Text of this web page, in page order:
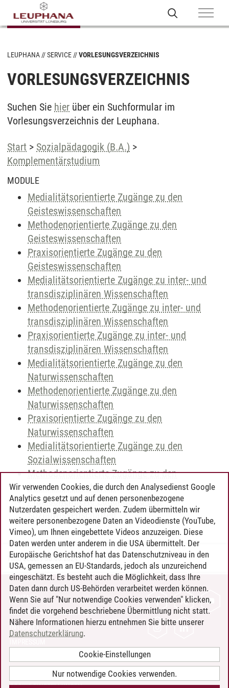
LEUPHANA SERVICE VORLESUNGSVERZEICHNIS
VORLESUNGSVERZEICHNIS
Suchen Sie hier über ein Suchformular im
Vorlesungsverzeichnis der Leuphana.
Start > Sozialpädagogik (B.A.) >
Komplementärstudium
MODULE
Medialitätsorientierte Zugänge zu den
Geisteswissenschaften
Methodenorientierte Zugänge zu den
Geisteswissenschaften
Praxisorientierte Zugänge zu den
Geisteswissenschaften
Medialitätsorientierte Zugänge zu inter- und
transdisziplinären Wissenschaften
Methodenorientierte Zugänge zu inter- und
transdisziplinären Wissenschaften
Praxisorientierte Zugänge zu inter- und
transdisziplinären Wissenschaften
Medialitätsorientierte Zugänge zu den
Naturwissenschaften
Methodenorientierte Zugänge zu den
Naturwissenschaften
Praxisorientierte Zugänge zu den
Naturwissenschaften
Medialitätsorientierte Zugänge zu den
Sozialwissenschaften
Methodenorientierte Zugänge zu den
Sozialwissenschaften
Praxisorientierte Zugänge zu den
Sozialwissenschaften
Timo Leder/30.06.2024
KONTAKT
LEUPHANA ALS ARBEITGEBER
INTRANET
BARRIEREFREIHEIT
Wir verwenden Cookies, die durch den Analysedienst Google
Analytics gesetzt und auf denen personenbezogene
Nutzerdaten gespeichert werden. Zudem übermitteln wir
weitere personenbezogene Daten an Videodienste (YouTube,
Vimeo), um Ihnen eingebettete Videos anzuzeigen. Diese
Daten werden unter anderem in die USA übermittelt. Der
Europäische Gerichtshof hat das Datenschutzniveau in den
USA, gemessen an EU-Standards, jedoch als unzureichend
eingeschätzt. Es besteht auch die Möglichkeit, dass Ihre
Daten dann durch US-Behörden verarbeitet werden können.
Wenn Sie auf "Nur notwendige Cookies verwenden" klicken,
findet die vorgehend beschriebene Übermittlung nicht statt.
Nähere Informationen hierzu entnehmen Sie bitte unserer
Datenschutzerklärung.
Cookie-Einstellungen
Nur notwendige Cookies verwenden.